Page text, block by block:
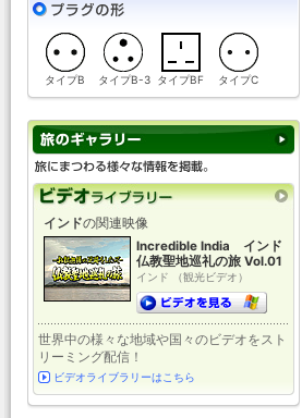
タイプB タイプB-3 タイプBF タイプC
インドの関連映像
Incredible India インド
仏教聖地巡礼の旅 Vol.01
インド （観光ビデオ）
世界中の様々な地域や国々のビデオをスト
リーミング配信！
ビデオライブラリーはこちら